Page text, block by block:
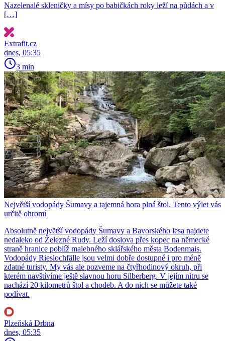
Nazelenalé skleničky a mísy po babičkách roky leží na půdách a v
[…]
Extrafit.cz
dnes, 05:35
3 min
Největší vodopády Šumavy a tajemná hora plná štol. Tento výlet vás
určitě ohromí
Absolutně největší vodopády Šumavy a Bavorského lesa najdete
nedaleko od Železné Rudy. Leží doslova přes kopec na německé
straně hranice poblíž malebného sklářského města Bodenmais.
Vodopády Rieslochfälle jsou velmi dobře dostupné i pro méně
zdatné turisty. My vás ale pozveme na čtyřhodinový okruh, při
kterém navštívíme ještě slavnou horu Silberberg. V jejím nitru se
nachází 20 kilometrů štol a chodeb. A do nich se můžete také
podívat.
Plzeňská Drbna
dnes, 05:35